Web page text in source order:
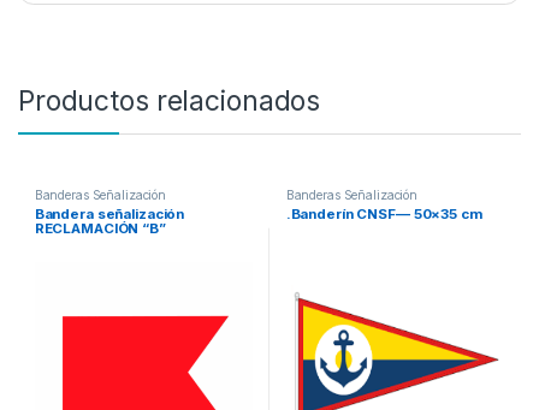
Productos relacionados
Banderas Señalización
Bandera señalización
RECLAMACIÓN “B”
Banderas Señalización
.Banderín CNSF— 50×35 cm